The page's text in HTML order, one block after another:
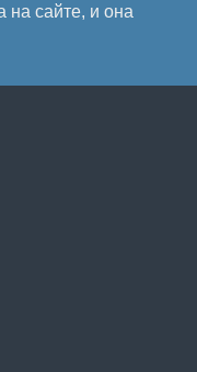
на сайте, и она